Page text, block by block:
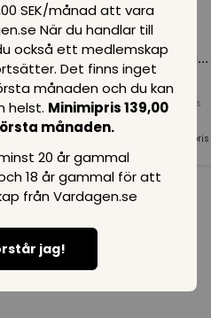
SEK/månad att vara
När du handlar till
också ett medlemskap
Det finns inget
månaden och du kan
helst. Minimipris 139,00
månaden.
20 år gammal
18 år gammal för att
från Vardagen.se
jag!
SEK
SEK
Loading...
Normalpris
99SEK
Medlemspris
kategorin